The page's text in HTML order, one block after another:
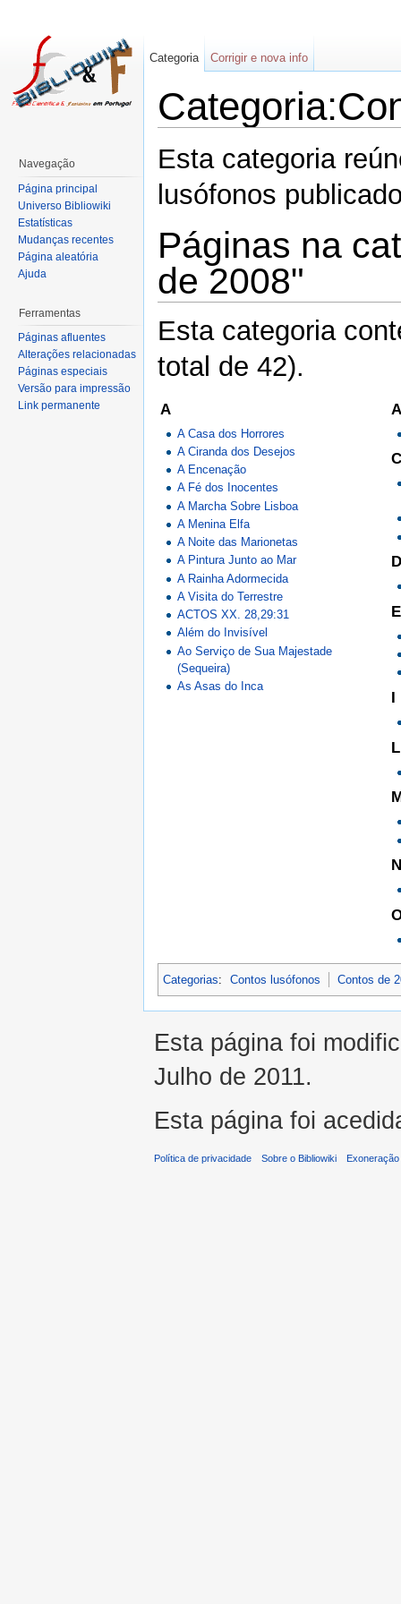
Esta categoria
lusófonos
Páginas na
de 2008"
Esta categoria
total de 42).
A
A Casa dos Horrores
A Ciranda dos Desejos
A Encenação
A Fé dos Inocentes
A Marcha Sobre Lisboa
A Menina Elfa
A Noite das Marionetas
A Pintura Junto ao Mar
A Rainha Adormecida
A Visita do Terrestre
ACTOS XX. 28,29:31
Além do Invisível
Ao Serviço de Sua Majestade
(Sequeira)
As Asas do Inca
C
D
E
L
N
Categorias: Contos lusófonos Contos de
Categoria Corrigir e nova info
Navegação
Página principal
Universo Bibliowiki
Estatísticas
Mudanças recentes
Página aleatória
Ajuda
Ferramentas
Páginas afluentes
Alterações relacionadas
Páginas especiais
Versão para impressão
Link permanente
Esta página foi
Julho de 2011.
Esta página foi
Política de privacidade Sobre o Bibliowiki